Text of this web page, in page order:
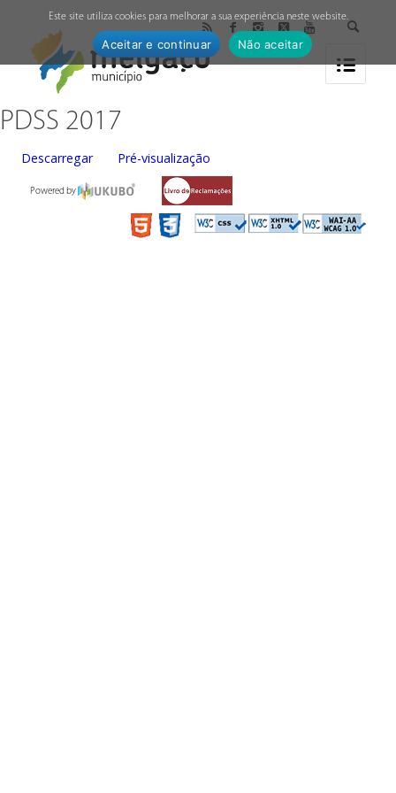
PDSS 2017
Descarregar Pré-visualização
Powered by
Este site utiliza cookies para melhorar a sua experiência neste website.
Aceitar e continuar Não aceitar